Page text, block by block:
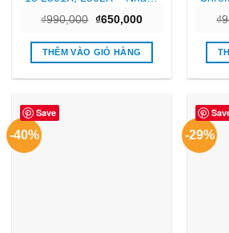
₫990,000 Giá
là:
₫990,000.
₫650,000Giá
tại
₫650,000.
THÊM VÀO GIỎ HÀNG
₫
Save
-40% -29%